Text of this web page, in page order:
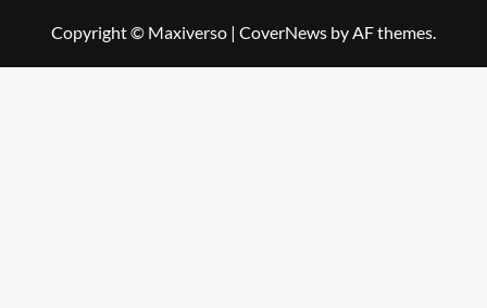
Copyright © Maxiverso | CoverNews by AF themes.